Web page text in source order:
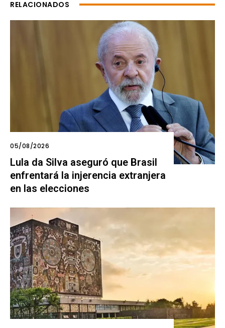
RELACIONADOS
05/08/2026
Lula da Silva aseguró que Brasil
enfrentará la injerencia extranjera
en las elecciones